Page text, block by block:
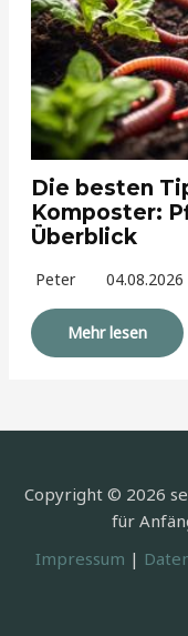
Die besten
Komposter:
Überblick
Peter 04.08.2026
Mehr lesen
Copyright © 2026
für
Impressum |